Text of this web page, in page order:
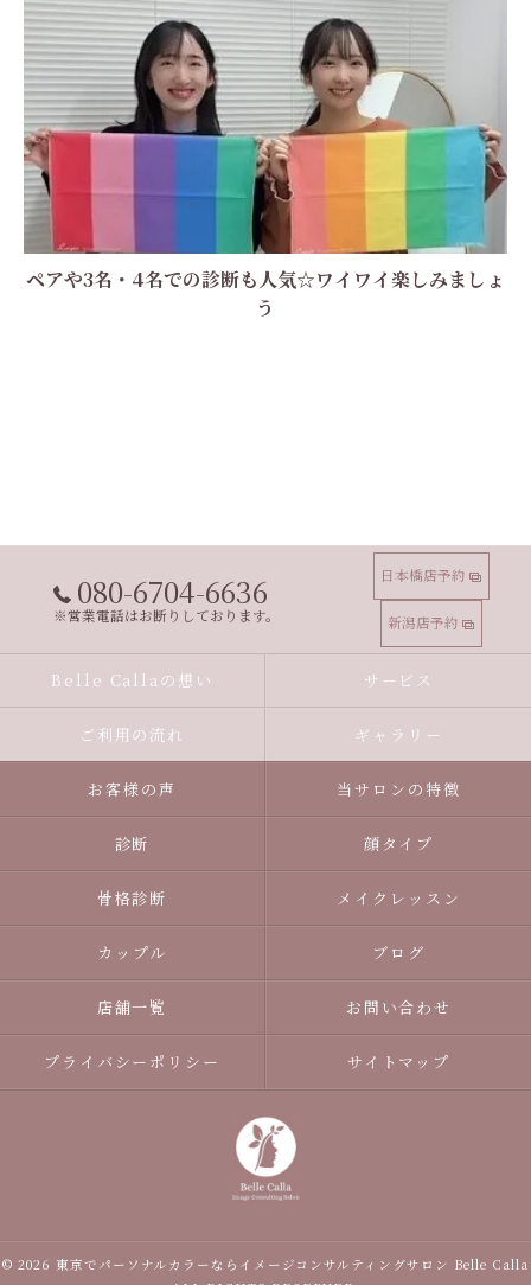
ペアや3名・4名での診断も人気☆ワイワイ楽しみましょ
う
080-6704-6636
※営業電話はお断りしております。
日本橋店予約
新潟店予約
Belle Callaの想い サービス
ご利用の流れ ギャラリー
お客様の声 当サロンの特徴
診断 顔タイプ
骨格診断 メイクレッスン
カップル ブログ
店舗一覧 お問い合わせ
プライバシーポリシー サイトマップ
© 2026 東京でパーソナルカラーならイメージコンサルティングサロン Belle Calla